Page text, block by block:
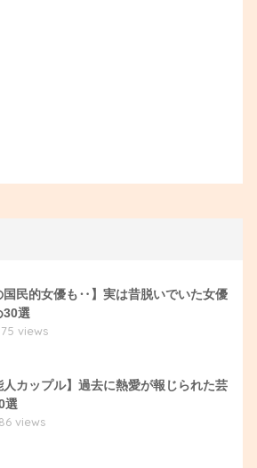
国民的女優も‥】実は昔脱いでいた女優
30選
views
人カップル】過去に熱愛が報じられた芸
選
views